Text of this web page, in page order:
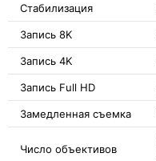
Стабилизация
Запись 8K
Запись 4K
Запись Full HD
Замедленная съемка
Число объективов